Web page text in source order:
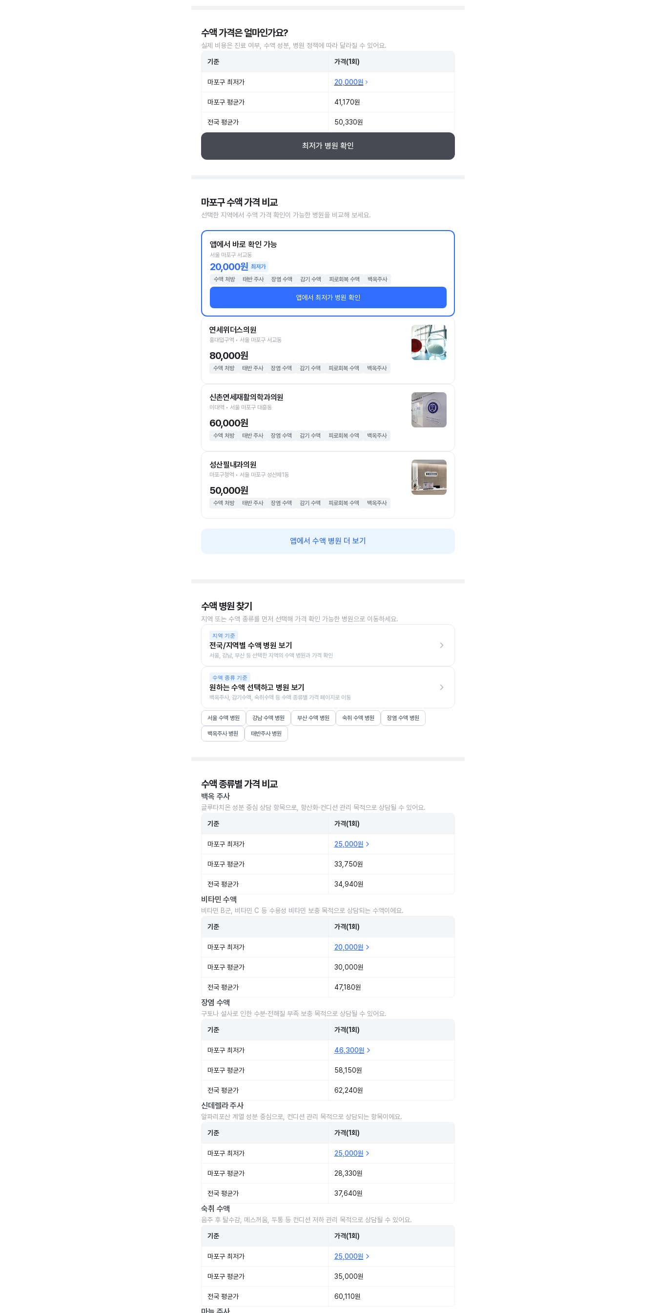
수액 가격은 얼마인가요?
실제 비용은 진료 여부, 수액 성분, 병원 정책에 따라 달라질 수 있어요.
기준 가격(1회)
마포구 최저가 20,000원
마포구 평균가 41,170원
전국 평균가 50,330원
최저가 병원 확인
마포구 수액 가격 비교
선택한 지역에서 수액 가격 확인이 가능한 병원을 비교해 보세요.
앱에서 바로 확인 가능
서울 마포구 서교동
20,000원 최저가
수액 처방
태반 주사 장염 수액 감기 수액 피로회복 수액 백옥주사
앱에서 최저가 병원 확인
연세위더스의원
홍대입구역 • 서울 마포구 서교동
80,000원
수액 처방 태반 주사 장염 수액 감기 수액 피로회복 수액 백옥주사
신촌연세재활의학과의원
이대역 • 서울 마포구 대흥동
60,000원
수액 처방 태반 주사 장염 수액 감기 수액 피로회복 수액 백옥주사
성산필내과의원
마포구청역 • 서울 마포구 성산제1동
50,000원
수액 처방 태반 주사 장염 수액 감기 수액 피로회복 수액 백옥주사
앱에서 수액 병원 더 보기
수액 병원 찾기
지역 또는 수액 종류를 먼저 선택해 가격 확인 가능한 병원으로 이동하세요.
지역 기준
전국/지역별 수액 병원 보기
서울, 강남, 부산 등 선택한 지역의 수액 병원과 가격 확인
수액 종류 기준
원하는 수액 선택하고 병원 보기
백옥주사, 감기수액, 숙취수액 등 수액 종류별 가격 페이지로 이동
서울 수액 병원 강남 수액 병원 부산 수액 병원 숙취 수액 병원 장염 수액 병원
백옥주사 병원 태반주사 병원
수액 종류별 가격 비교
백옥 주사
글루타치온 성분 중심 상담 항목으로, 항산화·컨디션 관리 목적으로 상담될 수 있어요.
기준 가격(1회)
마포구 최저가 25,000원
마포구 평균가 33,750원
전국 평균가 34,940원
비타민 수액
비타민 B군, 비타민 C 등 수용성 비타민 보충 목적으로 상담되는 수액이에요.
기준 가격(1회)
마포구 최저가 20,000원
마포구 평균가 30,000원
전국 평균가 47,180원
장염 수액
구토나 설사로 인한 수분·전해질 부족 보충 목적으로 상담될 수 있어요.
기준 가격(1회)
마포구 최저가 46,300원
마포구 평균가 58,150원
전국 평균가 62,240원
신데렐라 주사
알파리포산 계열 성분 중심으로, 컨디션 관리 목적으로 상담되는 항목이에요.
기준 가격(1회)
마포구 최저가 25,000원
마포구 평균가 28,330원
전국 평균가 37,640원
숙취 수액
음주 후 탈수감, 메스꺼움, 두통 등 컨디션 저하 관리 목적으로 상담될 수 있어요.
기준 가격(1회)
마포구 최저가 25,000원
마포구 평균가 35,000원
전국 평균가 60,110원